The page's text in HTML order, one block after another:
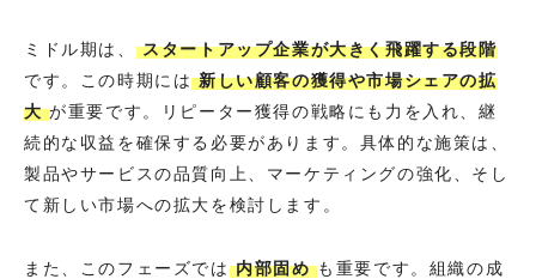
ミドル期は、 スタートアップ企業が大きく飛躍する段階
です。この時期には新しい顧客の獲得や市場シェアの拡
大が重要です。リピーター獲得の戦略にも力を入れ、継
続的な収益を確保する必要があります。具体的な施策は、
製品やサービスの品質向上、マーケティングの強化、そし
て新しい市場への拡大を検討します。
また、このフェーズでは内部固めも重要です。組織の成